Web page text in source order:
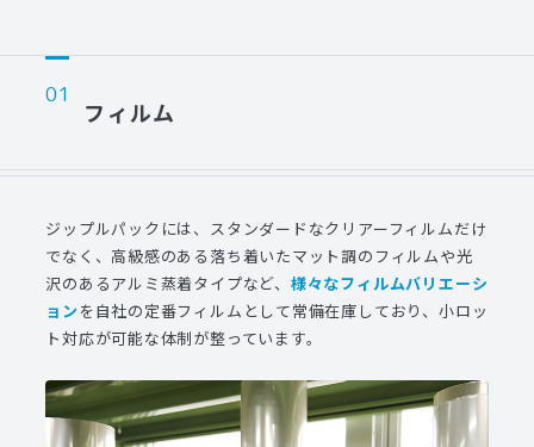
フィルム
ジップルパックには、スタンダードなクリアーフィルムだけ
でなく、高級感のある落ち着いたマット調のフィルムや光
沢のあるアルミ蒸着タイプなど、 様々なフィルムバリエーシ
ョン を自社の定番フィルムとして常備在庫しており、小ロッ
ト対応が可能な体制が整っています。